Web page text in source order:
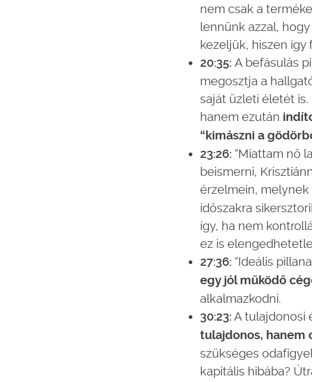
nem csak a
lennünk azzal,
kezeljük, hiszen
20:35: A befásulás
megosztja a
saját üzleti életét
hanem ezután
“kimászni a
23:26: “Miattam nő
beismerni,
érzelmein, melynek
időszakra
így, ha nem
ez is
27:36: “Ideális
egy jól működő
alkalmazkodni.
30:23:A tulajdonosi
tulajdonos, hanem
szükséges
kapitális hibába?